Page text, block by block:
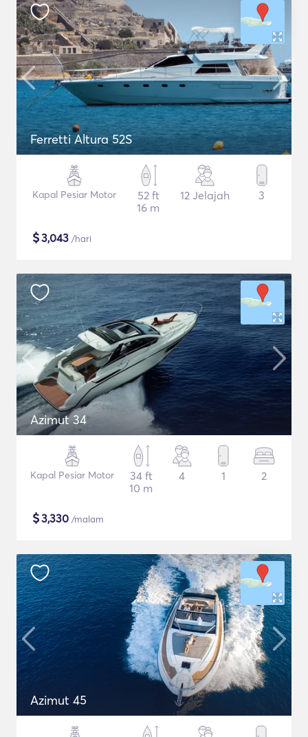
Ferretti Altura 52S
Kapal Pesiar Motor
52 ft
16 m
12 Jelajah 3
$3,043 /hari
Azimut 34
Kapal Pesiar Motor
34 ft
10 m
4 1 2
$3,330 /malam
Azimut 45